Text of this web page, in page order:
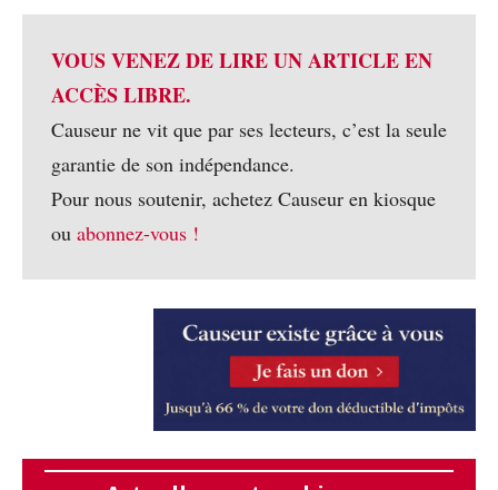
VOUS VENEZ DE LIRE UN ARTICLE EN
ACCÈS LIBRE.
Causeur ne vit que par ses lecteurs, c’est la seule
garantie de son indépendance.
Pour nous soutenir, achetez Causeur en kiosque
ou abonnez-vous !